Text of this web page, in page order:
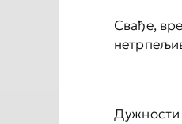
Свађе,
Дужности